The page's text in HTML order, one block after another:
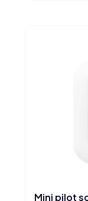
Mini pilot